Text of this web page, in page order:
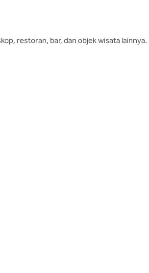
restoran, bar, dan objek wisata lainnya.